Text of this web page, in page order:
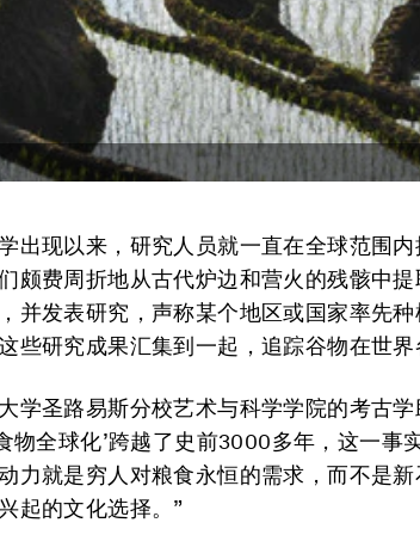
出现以来，研究人员就一直在全球范围
颇费周折地从古代炉边和营火的残骸中
并发表研究，声称某个地区或国家率先
些研究成果汇集到一起，追踪谷物在世界
学圣路易斯分校艺术与科学学院的考古
物全球化’跨越了史前3000多年，这一事
力就是穷人对粮食永恒的需求，而不是
起的文化选择。”